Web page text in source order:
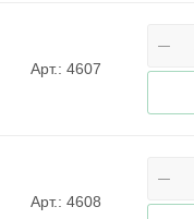
Арт.: 4607
Арт.: 4608